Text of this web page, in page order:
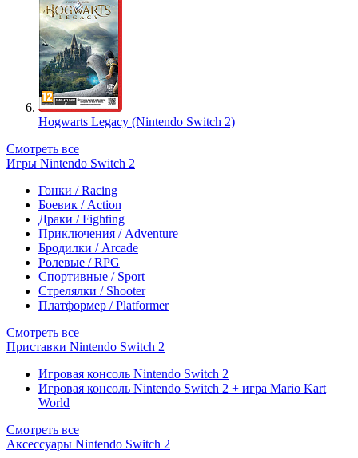
Hogwarts Legacy (Nintendo Switch 2)
Смотреть все
Игры Nintendo Switch 2
Гонки / Racing
Боевик / Action
Драки / Fighting
Приключения / Adventure
Бродилки / Arcade
Ролевые / RPG
Спортивные / Sport
Стрелялки / Shooter
Платформер / Platformer
Смотреть все
Приставки Nintendo Switch 2
Игровая консоль Nintendo Switch 2
Игровая консоль Nintendo Switch 2 + игра Mario Kart
World
Смотреть все
Аксессуары Nintendo Switch 2